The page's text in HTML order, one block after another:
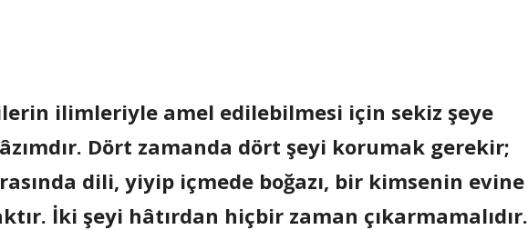
ilimleriyle amel edilebilmesi için sekiz şeye
Dört zamanda dört şeyi korumak gerekir;
dili, yiyip içmede boğazı, bir kimsenin evine
İki şeyi hâtırdan hiçbir zaman çıkarmamalıdır.